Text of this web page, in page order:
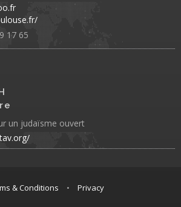
17 65
un judaïsme ouvert
& Conditions • Privacy